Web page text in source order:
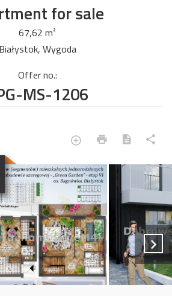
for sale
67,62 m²
Białystok, Wygoda
Offer no.:
MS-1206